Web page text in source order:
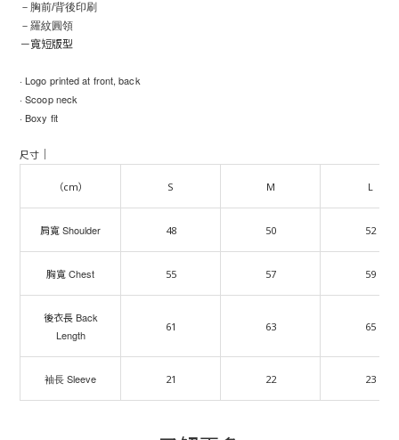
－胸前/背後印刷
－羅紋圓領
－寬短版型
· Logo printed at front, back
· Scoop neck
· Boxy fit
尺寸
（cm） S M L
肩寬 Shoulder 48 50 52
胸寬 Chest 55 57 59
後衣長Back
Length
61 63 65
袖長 Sleeve 21 22 23